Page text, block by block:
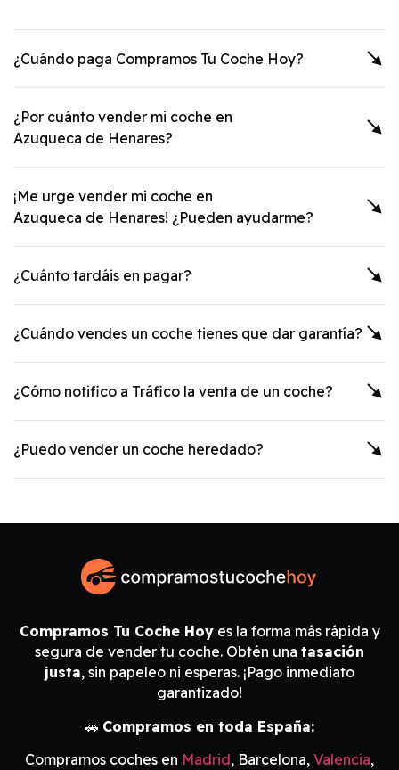
¿Cuándo paga Compramos Tu Coche Hoy?
¿Por cuánto vender mi coche en
Azuqueca de Henares?
¡Me urge vender mi coche en
Azuqueca de Henares! ¿Pueden ayudarme?
¿Cuánto tardáis en pagar?
¿Cuándo vendes un coche tienes que dar garantía?
¿Cómo notifico a Tráfico la venta de un coche?
¿Puedo vender un coche heredado?
Compramos Tu Coche Hoyes la forma más rápida y
segura de vender tu coche. Obtén una tasación
justa, sin papeleo ni esperas. ¡Pago inmediato
garantizado!
🚗 Compramos en toda España:
Compramos coches en Madrid, Barcelona, Valencia,